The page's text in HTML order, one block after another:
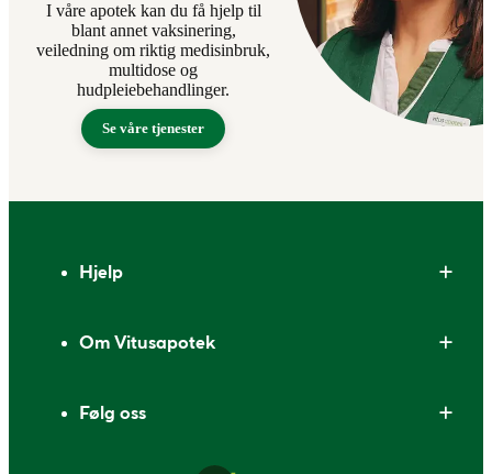
I våre apotek kan du få hjelp til
blant annet vaksinering,
veiledning om riktig medisinbruk,
multidose og
hudpleiebehandlinger.
Se våre tjenester
Hjelp
Om Vitusapotek
Følg oss